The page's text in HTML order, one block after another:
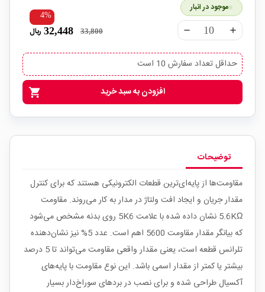
موجود در انبار
remove add
4%
33,800
32,448 ریال
حداقل تعداد سفارش 10 است
shopping_cart افزودن به سبد خرید
توضیحات
مقاومت‌ها از پایه‌ای‌ترین قطعات الکترونیکی هستند که برای کنترل
مقدار جریان و ایجاد افت ولتاژ در مدار به کار می‌روند. مقاومت
5.6KΩ نشان داده شده با علامت 5K6 روی بدنه مشخص می‌شود
که بیانگر مقدار مقاومت 5600 اهم است. عدد 5% نیز نشان‌دهنده
تلرانس قطعه است، یعنی مقدار واقعی مقاومت می‌تواند تا 5 درصد
بیشتر یا کمتر از مقدار اسمی باشد. این نوع مقاومت با پایه‌های
آکسیال طراحی شده و برای نصب در بردهای سوراخ‌دار بسیار